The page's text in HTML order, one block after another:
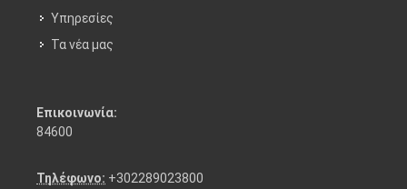
Υπηρεσίες
Τα νέα μας
Επικοινωνία:
84600
Τηλέφωνο: +302289023800